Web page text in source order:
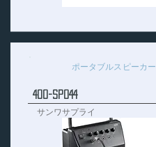
ポータブルスピーカー
400-SP044
サンワサプライ